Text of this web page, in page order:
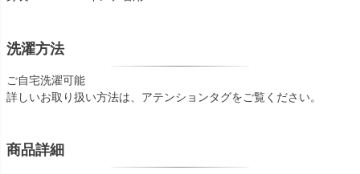
洗濯方法
ご自宅洗濯可能
詳しいお取り扱い方法は、アテンションタグをご覧ください。
商品詳細